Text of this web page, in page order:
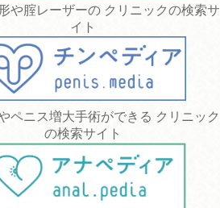
や腟レーザーの クリニックの検索サ
イト
ペニス増大手術ができる クリニック
の検索サイト